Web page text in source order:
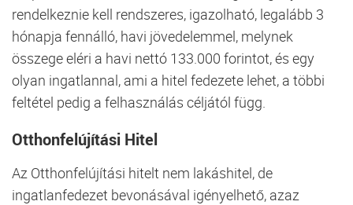
rendelkeznie kell rendszeres, igazolható, legalább 3
hónapja fennálló, havi jövedelemmel, melynek
összege eléri a havi nettó 133.000 forintot, és egy
olyan ingatlannal, ami a hitel fedezete lehet, a többi
feltétel pedig a felhasználás céljától függ.
Otthonfelújítási Hitel
Az Otthonfelújítási hitelt nem lakáshitel, de
ingatlanfedezet bevonásával igényelhető, azaz